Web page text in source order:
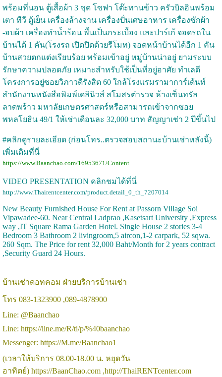
พร้อมที่นอน ตู้เสื้อผ้า 3 ชุด โซฟา โต๊ะทานข้าว ครัวบิลอินพร้อม
เตา ทีวี ตู้เย็น เครื่องล้างจาน เครื่องปั่นเศษอาหาร เครื่องซักผ้า
-อบผ้า เครื่องทำน้ำร้อน พื้นเป็นกระเบื้อง และปาร์เก้ จอดรถใน
บ้านได้ 1 คัน(โรงรถ เปิดปิดด้วยรีโมท) จอดหน้าบ้านได้อีก 1 คัน
บ้านสวยตกแต่งเรียบร้อย พร้อมเข้าอยู่ หมู่บ้านน่าอยู่ ยามระบบ
รักษาความปลอดภัย เหมาะสำหรับใช้เป็นที่อยู่อาศัย ทำเลดี
โครงการอยู่ซอยวิภาวดีรังสิต 60 ใกล้โรงแรมรามาการ์เด้นท์
สำนักงานหนังสือพิมพ์เดลินิวส์ สโมสรตำรวจ ห้างเซ็นทรัล
ลาดพร้าว มหาลัยเกษตรศาสตร์หรือสามารถเข้าจากซอย
พหลโยธิน 49/1 ให้เช่าเดือนละ 32,000 บาท สัญญาเช่า 2 ปีขึ้นไป
#คลิกดูรายละเอียด (ก่อนโทร..ตรวจสอบสถานะบ้านเช่าหลังนี้)
เพิ่มเติมที่นี่
https://www.Baanchao.com/16953671/Content
VIDEO PRESENTATION คลิกชมได้ที่นี่
http://www.Thairentcenter.com/product.detail_0_th_7207014
New Beauty Furnished House For Rent at Passorn Village Soi
Vipawadee-60. Near Central Ladprao ,Kasetsart University ,Express
way ,IT Square Rama Garden Hotel. Single House 2 stories 3-4
Bedroom 3 Bathroom 2 livingroom,5 aircon,1-2 carpark, 52 sqwa.
260 Sqm. The Price for rent 32,000 Baht/Month for 2 years contract
,Security Guard 24 Hours.
บ้านเช่าดอทคอม ฝ่ายบริการบ้านเช่า
โทร 083-1323900 ,089-4878900
Line: @Baanchao
Line: https://line.me/R/ti/p/%40baanchao
Messenger: https://M.me/Baanchao1
(เวลาให้บริการ 08.00-18.00 น. หยุดวัน
อาทิตย์)https://BaanChao.com,http://ThaiRENTcenter.com